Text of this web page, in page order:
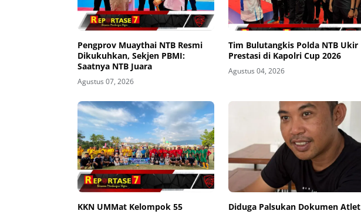
Pengprov Muaythai NTB Resmi
Dikukuhkan, Sekjen PBMI:
Saatnya NTB Juara
Agustus 07, 2026
Tim Bulutangkis Polda NTB Ukir
Prestasi di Kapolri Cup 2026
Agustus 04, 2026
KKN UMMat Kelompok 55
Diduga Palsukan Dokumen Atlet